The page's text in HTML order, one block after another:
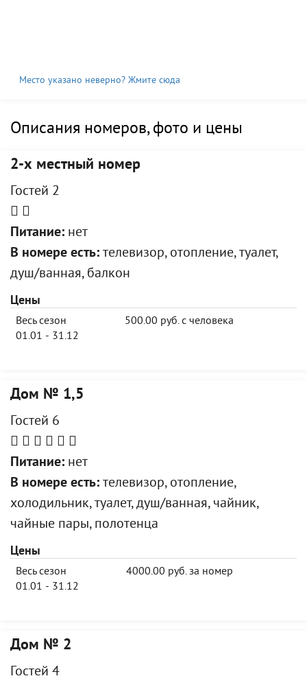
Место указано неверно? Жмите сюда
Описания номеров, фото и цены
2-х местный номер
Гостей 2
Питание: нет
В номере есть: телевизор, отопление, туалет,
душ/ванная, балкон
Цены
Весь сезон
01.01 - 31.12
500.00 руб. с человека
Дом № 1,5
Гостей 6
Питание: нет
В номере есть: телевизор, отопление,
холодильник, туалет, душ/ванная, чайник,
чайные пары, полотенца
Цены
Весь сезон
01.01 - 31.12
4000.00 руб. за номер
Дом № 2
Гостей 4